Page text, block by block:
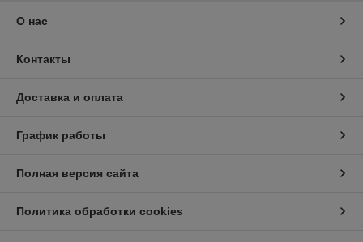
О нас
Контакты
Доставка и оплата
График работы
Полная версия сайта
Политика обработки cookies